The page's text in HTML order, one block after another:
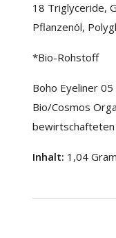
18 Triglyceride,
Pflanzenöl,
*Bio-Rohstoff
Boho Eyeliner
Bio/Cosmos
bewirtschafteten
Inhalt: 1,04